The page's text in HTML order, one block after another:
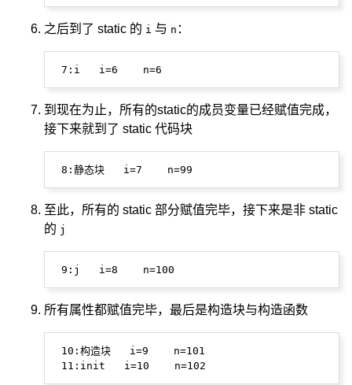
之后到了 static 的 i 与 n ：
到现在为止，所有的static的成员变量已经赋值完成，
接下来就到了 static 代码块
至此，所有的 static 部分赋值完毕，接下来是非 static
的 j
所有属性都赋值完毕，最后是构造块与构造函数
10:构造块   i=9    n=101